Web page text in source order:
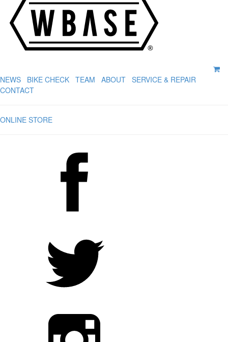
NEWS BIKE CHECK TEAM ABOUT SERVICE & REPAIR
CONTACT
ONLINE STORE